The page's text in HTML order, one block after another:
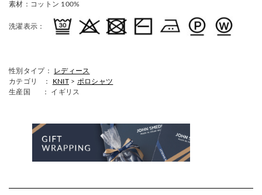
素材： コットン 100%
洗濯表示：
性別タイプ： レディース
カテゴリ ：
KNIT > ポロシャツ
生産国
： イギリス